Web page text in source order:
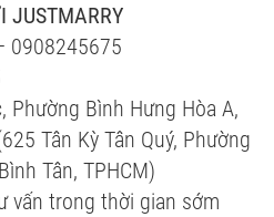
JUSTMARRY
0908245675
Phường Bình Hưng Hòa A,
Tân Kỳ Tân Quý, Phường
Tân, TPHCM)
vấn trong thời gian sớm